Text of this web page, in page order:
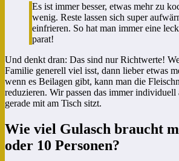
Es ist immer besser, etwas mehr zu
wenig. Reste lassen sich super
einfrieren. So hat man immer eine
parat!
Und denkt dran: Das sind nur Richtwerte!
Familie generell viel isst, dann lieber etwas
wenn es Beilagen gibt, kann man die
reduzieren. Wir passen das immer individuell
gerade mit am Tisch sitzt.
Wie viel Gulasch braucht
oder 10 Personen?